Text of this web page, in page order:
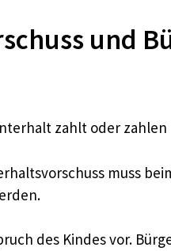
und
zahlt oder
muss
des Kindes vor.